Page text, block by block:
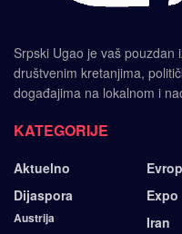
Srpski Ugao je vaš pouzdan
društvenim kretanjima,
događajima na lokalnom i
KATEGORIJE
Aktuelno
Dijaspora
Austrija
Expo
Iran